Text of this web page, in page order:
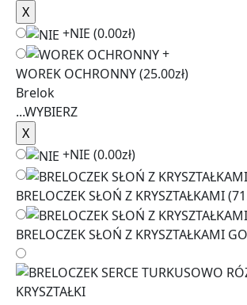
+NIE (0.00zł)
+
WOREK OCHRONNY(25.00zł)
Brelok
...WYBIERZ
+NIE (0.00zł)
BRELOCZEK SŁOŃ Z KRYSZTAŁKAMI
BRELOCZEK SŁOŃ Z KRYSZTAŁKAMI